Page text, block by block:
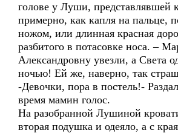
голове у Луши, представлявшей
примерно, как капля на пальце,
ножом, или длинная красная
разбитого в потасовке носа. –
Александровну увезли, а Света
ночью! Ей же, наверно, так
-Девочки, пора в постель!-
время мамин голос.
На разобранной Лушиной
вторая подушка и одеяло, а с